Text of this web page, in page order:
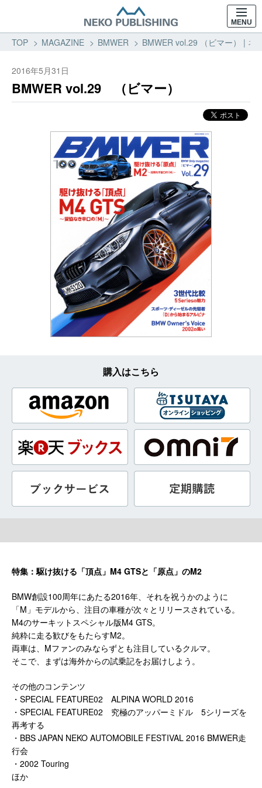
MENU
TOP MAGAZINE BMWER BMWER vol.29 （ビマー） | ネ
2016年5月31日
BMWER vol.29 （ビマー）
購入はこちら
特集：駆け抜ける「頂点」M4 GTSと「原点」のM2
BMW創設100周年にあたる2016年、それを祝うかのように
「M」モデルから、注目の車種が次々とリリースされている。
M4のサーキットスペシャル版M4 GTS。
純粋に走る歓びをもたらすM2。
両車は、Mファンのみならずとも注目しているクルマ。
そこで、まずは海外からの試乗記をお届けしよう。
その他のコンテンツ
・SPECIAL FEATURE02 ALPINA WORLD 2016
・SPECIAL FEATURE02 究極のアッパーミドル 5シリーズを
再考する
・BBS JAPAN NEKO AUTOMOBILE FESTIVAL 2016 BMWER走
行会
・2002 Touring
ほか